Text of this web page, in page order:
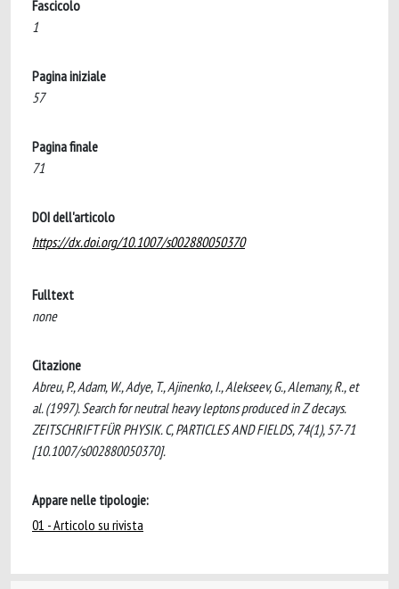
Fascicolo
1
Pagina iniziale
57
Pagina finale
71
DOI dell'articolo
https://dx.doi.org/10.1007/s002880050370
Fulltext
none
Citazione
Abreu, P., Adam, W., Adye, T., Ajinenko, I., Alekseev, G., Alemany, R., et
al. (1997). Search for neutral heavy leptons produced in Z decays.
ZEITSCHRIFT FÜR PHYSIK. C, PARTICLES AND FIELDS, 74(1), 57-71
[10.1007/s002880050370].
Appare nelle tipologie:
01 - Articolo su rivista